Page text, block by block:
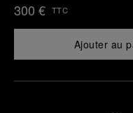
300 € TTC
Ajouter au